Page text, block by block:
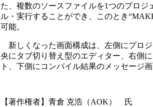
た、複数のソースファイルを1つのプロジ
ル・実行することができ、このとき
可能。
新しくなった画面構成は、左側にプロ
央にタブ切り替え型のエディター、右側
ト、下側にコンパイル結果のメッセージ
【著作権者】青倉 克浩（AOK） 氏